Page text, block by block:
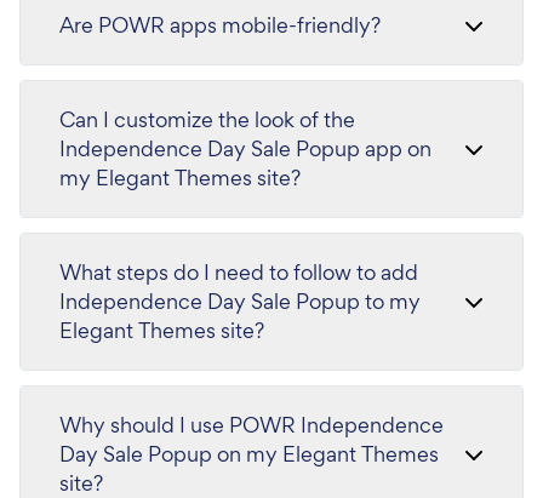
Are POWR apps mobile-friendly?
Can I customize the look of the
Independence Day Sale Popup app on
my Elegant Themes site?
What steps do I need to follow to add
Independence Day Sale Popup to my
Elegant Themes site?
Why should I use POWR Independence
Day Sale Popup on my Elegant Themes
site?